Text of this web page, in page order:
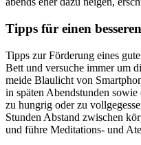
Tipps für einen
Tipps zur Förderung eines
Bett und versuche immer um
meide Blaulicht von
in späten Abendstunden sowie
zu hungrig oder zu
Stunden Abstand zwischen
und führe Meditations- und